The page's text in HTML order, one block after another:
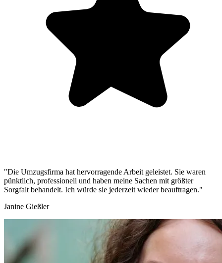
"Die Umzugsfirma hat hervorragende Arbeit geleistet. Sie waren
pünktlich, professionell und haben meine Sachen mit größter
Sorgfalt behandelt. Ich würde sie jederzeit wieder beauftragen."
Janine Gießler